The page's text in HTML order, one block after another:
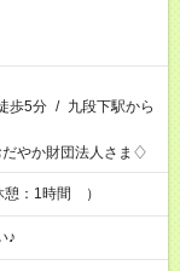
歩5分 / 九段下駅から
やか財団法人さま♢
：1時間 ）
♪